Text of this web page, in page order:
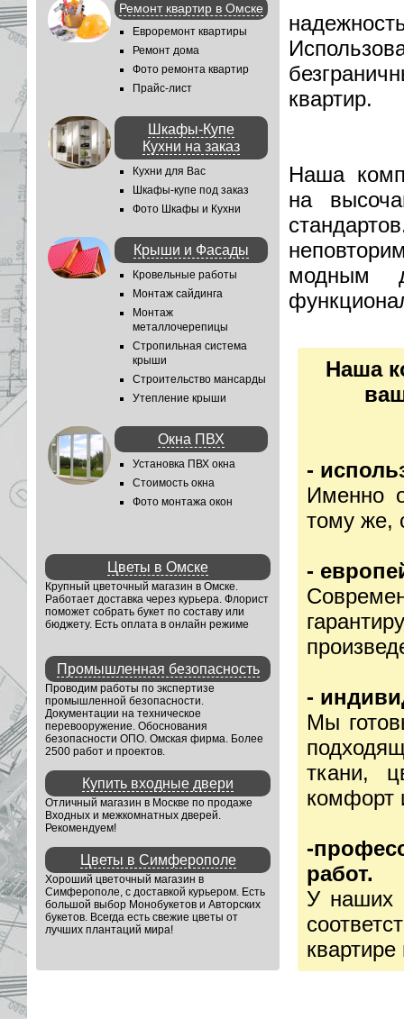
Ремонт квартир в Омске
Евроремонт квартиры
Ремонт дома
Фото ремонта квартир
Прайс-лист
Шкафы-Купе
Кухни на заказ
Кухни для Вас
Шкафы-купе под заказ
Фото Шкафы и Кухни
Крыши и Фасады
Кровельные работы
Монтаж сайдинга
Монтаж
металлочерепицы
Стропильная система
крыши
Строительство мансарды
Утепление крыши
Окна ПВХ
Установка ПВХ окна
Стоимость окна
Фото монтажа окон
Цветы в Омске
Крупный цветочный магазин в Омске.
Работает доставка через курьера. Флорист
поможет собрать букет по составу или
бюджету. Есть оплата в онлайн режиме
Промышленная безопасность
Проводим работы по экспертизе
промышленной безопасности.
Документации на техническое
перевооружение. Обоснования
безопасности ОПО. Омская фирма. Более
2500 работ и проектов.
Купить входные двери
Отличный магазин в Москве по продаже
Входных и межкомнатных дверей.
Рекомендуем!
Цветы в Симферополе
Хороший цветочный магазин в
Симферополе, с доставкой курьером. Есть
большой выбор Монобукетов и Авторских
букетов. Всегда есть свежие цветы от
лучших плантаций мира!
квартир.
Наша
на
модным
Наша
-
Именно
тому же,
-
-
Мы
ткани,
комфорт
-
работ.
У наших